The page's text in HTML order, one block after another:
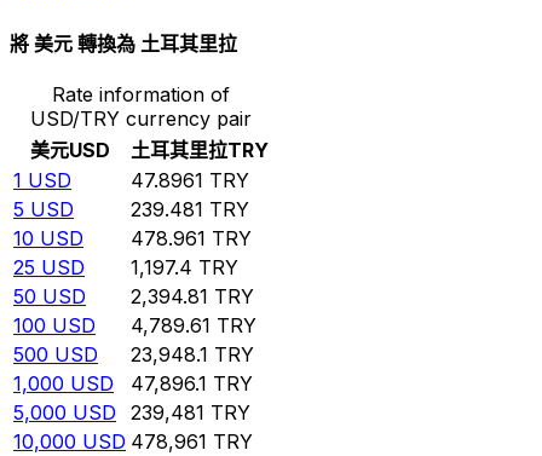
將 美元 轉換為 土耳其里拉
Rate information of
USD/TRY currency pair
美元USD 土耳其里拉TRY
1 USD 47.8961 TRY
5 USD 239.481 TRY
10 USD 478.961 TRY
25 USD 1,197.4 TRY
50 USD 2,394.81 TRY
100 USD 4,789.61 TRY
500 USD 23,948.1 TRY
1,000 USD 47,896.1 TRY
5,000 USD 239,481 TRY
10,000 USD 478,961 TRY